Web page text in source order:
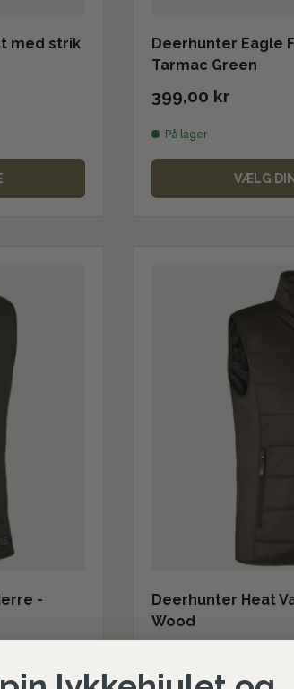
med strik
Deerhunter Eagle
Tarmac Green
399,00 kr
På lager
VÆLG
-
Deerhunter Heat
Wood